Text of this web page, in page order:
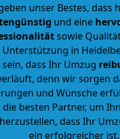
unser Bestes, dass
und eine
sowie
in
dass Ihr Umzug
denn wir sorgen
und Wünsche
die besten Partner, um
dass Ihr
ein erfolgreicher ist.